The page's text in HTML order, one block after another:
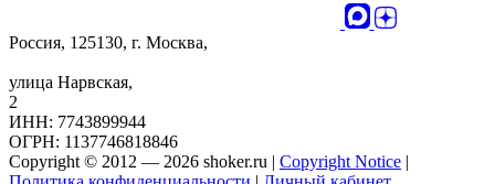
Россия, 125130, г. Москва,
улица Нарвская,
2
ИНН: 7743899944
ОГРН: 1137746818846
Copyright © 2012 — 2026 shoker.ru | Copyright Notice |